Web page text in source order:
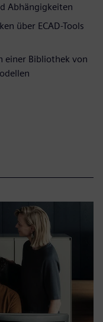
Abhängigkeiten
über ECAD-Tools
einer Bibliothek von